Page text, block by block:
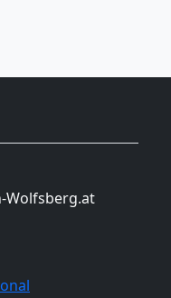
Wolfsberg.at